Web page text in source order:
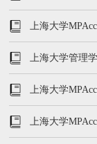
上海大学
上海大学管理
给时间！上大
上海大学
上海大学